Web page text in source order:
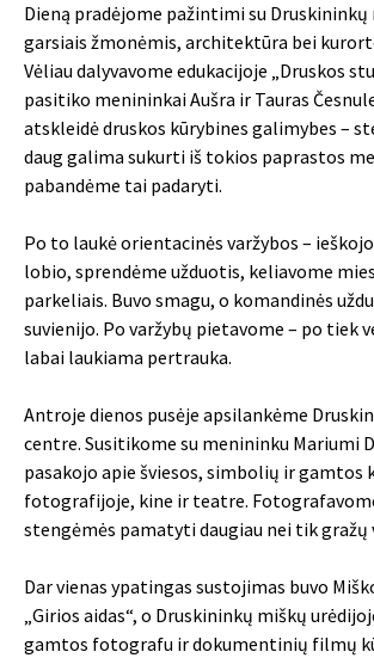
Dieną pradėjome pažintimi su
garsiais žmonėmis, architektūra bei
Vėliau dalyvavome edukacijoje „Druskos
pasitiko menininkai Aušra ir Tauras
atskleidė druskos kūrybines galimybes –
daug galima sukurti iš tokios paprastos
pabandėme tai padaryti.
Po to laukė orientacinės varžybos –
lobio, sprendėme užduotis, keliavome
parkeliais. Buvo smagu, o komandinės
suvienijo. Po varžybų pietavome – po tiek
labai laukiama pertrauka.
Antroje dienos pusėje apsilankėme
centre. Susitikome su menininku Mariumi
pasakojo apie šviesos, simbolių ir gamtos
fotografijoje, kine ir teatre.
stengėmės pamatyti daugiau nei tik gražų
Dar vienas ypatingas sustojimas buvo
„Girios aidas“, o Druskininkų miškų
gamtos fotografu ir dokumentinių filmų